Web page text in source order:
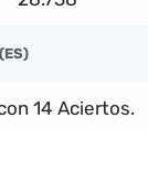
14 Aciertos.